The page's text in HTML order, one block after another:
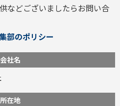
などございましたらお問い合
部のポリシー
会社名
所在地